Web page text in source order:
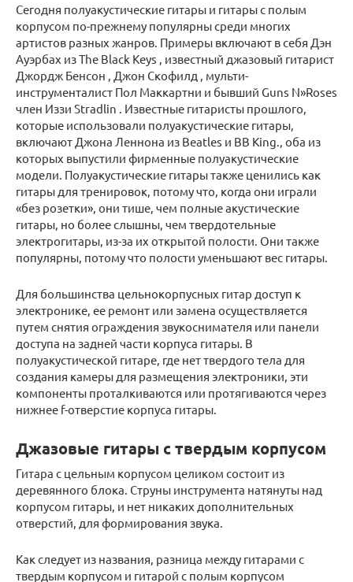
Сегодня полуакустические гитары и гитары с полым
корпусом по-прежнему популярны среди многих
артистов разных жанров. Примеры включают всебя Дэн
Ауэрбах изThe Black Keys , известный джазовый гитарист
Джордж Бенсон
Джон Скофилд , мульти-
инструменталист Пол Маккартни и бывший Guns N»Roses
член Иззи Stradlin . Известные гитаристы прошлого,
которые использовали полуакустические гитары,
включают Джона Леннона из Beatles и BB King.
, оба из
которых выпустили фирменные полуакустические
модели. Полуакустические гитары также ценились как
гитары для тренировок, потому что, когда они играли
«без розетки», они тише, чем полные акустические
гитары, но более слышны, чем твердотельные
электрогитары, из-за их открытой полости. Они также
популярны, потому что полости уменьшают вес гитары.
Для большинства цельнокорпусных гитар доступ к
электронике, ее ремонт или замена осуществляется
путем снятия ограждения звукоснимателя или панели
доступа на задней части корпуса гитары. В
полуакустической гитаре, где нет твердого тела для
создания камеры для размещения электроники, эти
компоненты проталкиваются или протягиваются через
нижнее f-отверстие корпуса гитары.
Джазовые гитары с твердым корпусом
Гитара с цельным корпусом целиком состоит из
деревянного блока. Струны инструмента натянуты над
корпусом гитары, и нет никаких дополнительных
отверстий, для формирования звука.
Как следует из названия, разница между гитарами с
твердым корпусом и гитарой с полым корпусом